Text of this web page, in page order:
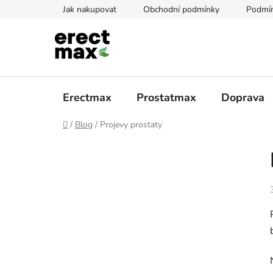
Jak nakupovat Obchodní podmínky
Erectmax Prostatmax Doprava
Domů
/ Blog / Projevy prostaty